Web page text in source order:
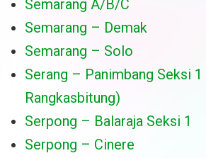
Semarang A/B/C
Semarang – Demak
Semarang – Solo
Serang – Panimbang Seksi
Rangkasbitung)
Serpong – Balaraja Seksi 1
Serpong – Cinere